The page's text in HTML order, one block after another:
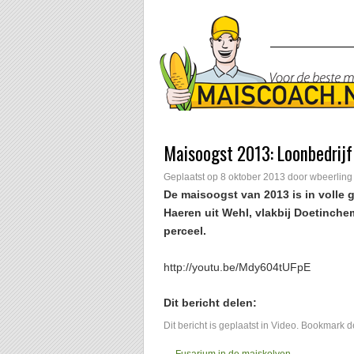
Maisoogst 2013:
Geplaatst op 8 oktober 2013 door wbeerling
De maisoogst van 2013 is in volle
Haeren uit Wehl, vlakbij
perceel.
http://youtu.be/Mdy604tUFpE
Dit bericht delen:
Dit bericht is geplaatst in Video. Bookmark